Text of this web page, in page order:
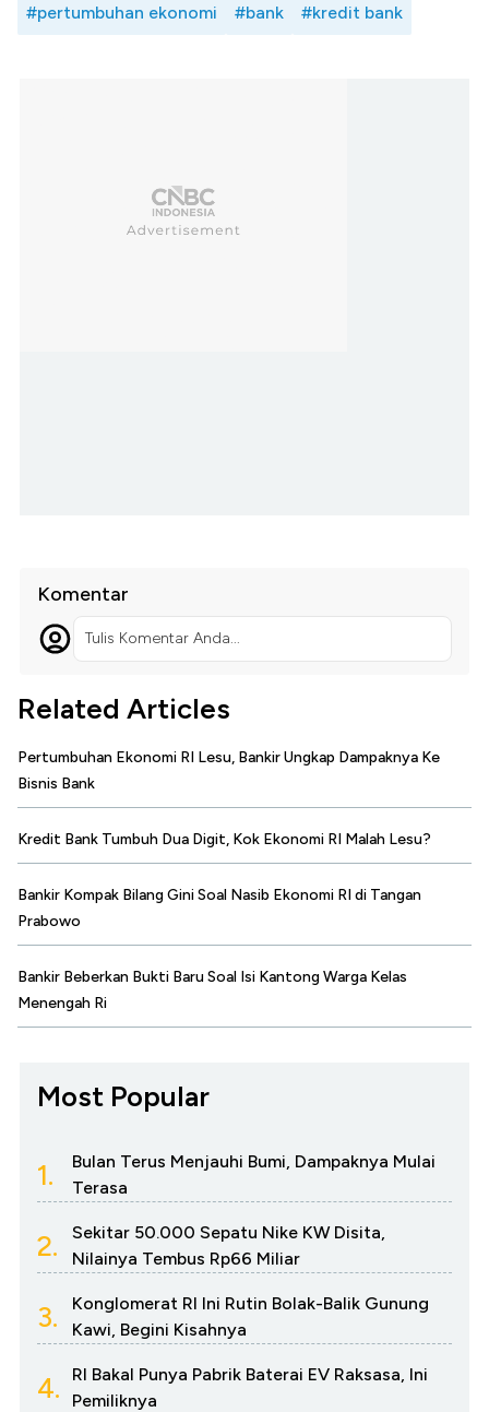
#pertumbuhan ekonomi #bank #kredit bank
Komentar
Tulis Komentar Anda...
Related Articles
Pertumbuhan Ekonomi RI Lesu, Bankir Ungkap Dampaknya Ke
Bisnis Bank
Kredit Bank Tumbuh Dua Digit, Kok Ekonomi RI Malah Lesu?
Bankir Kompak Bilang Gini Soal Nasib Ekonomi RI di Tangan
Prabowo
Bankir Beberkan Bukti Baru Soal Isi Kantong Warga Kelas
Menengah Ri
Most Popular
1.
Bulan Terus Menjauhi Bumi, Dampaknya Mulai
Terasa
2.
Sekitar 50.000 Sepatu Nike KW Disita,
Nilainya Tembus Rp66 Miliar
3.
Konglomerat RI Ini Rutin Bolak-Balik Gunung
Kawi, Begini Kisahnya
4.
RI Bakal Punya Pabrik Baterai EV Raksasa, Ini
Pemiliknya